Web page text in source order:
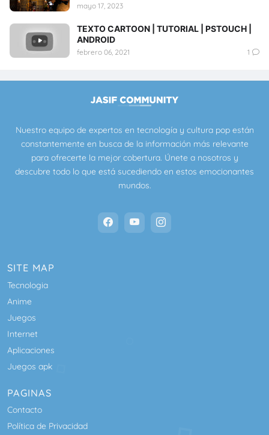
mayo 17, 2023
TEXTO CARTOON | TUTORIAL | PSTOUCH |
ANDROID
febrero 06, 2021 1
Nuestro equipo de expertos en tecnología y cultura pop están
constantemente en busca de la información más relevante
para ofrecerte la mejor cobertura. Únete a nosotros y
descubre todo lo que está sucediendo en estos emocionantes
mundos.
SITE MAP
Tecnologia
Anime
Juegos
Internet
Aplicaciones
Juegos apk
PAGINAS
Contacto
Política de Privacidad